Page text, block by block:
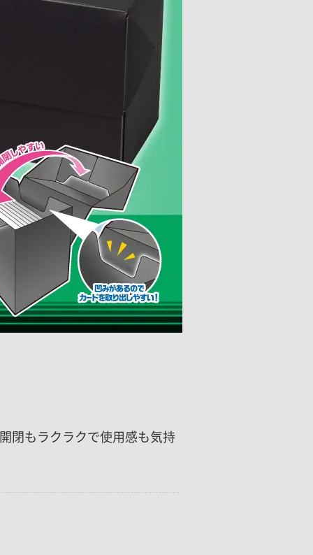
閉もラクラクで使用感も気持